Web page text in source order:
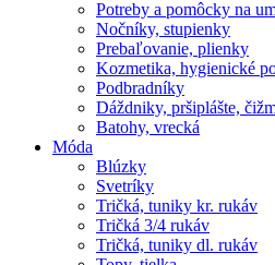
Potreby a pomôcky na
Nočníky, stupienky
Prebaľovanie, plienky
Kozmetika, hygienické
Podbradníky
Dáždniky, pršiplášte,
Batohy, vrecká
Móda
Blúzky
Svetríky
Tričká, tuniky kr. rukáv
Tričká 3/4 rukáv
Tričká, tuniky dl. rukáv